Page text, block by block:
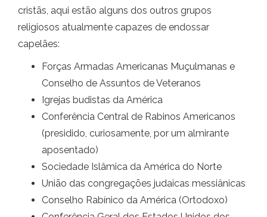
cristãs, aqui estão alguns dos outros grupos
religiosos atualmente capazes de endossar
capelães:
Forças Armadas Americanas Muçulmanas e
Conselho de Assuntos de Veteranos
Igrejas budistas da América
Conferência Central de Rabinos Americanos
(presidido, curiosamente, por um almirante
aposentado)
Sociedade Islâmica da América do Norte
União das congregações judaicas messiânicas
Conselho Rabínico da América (Ortodoxo)